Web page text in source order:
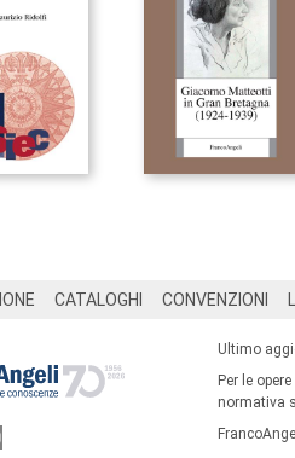
CATALOGHI CONVENZIONI
Ultimo
Per le
normativa